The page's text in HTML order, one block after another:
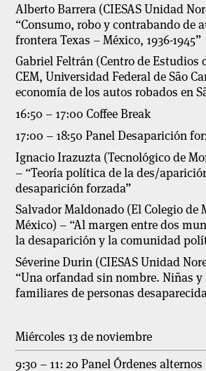
Alberto Barrera (CIESAS Unidad
“Consumo, robo y contrabando de
frontera Texas – México, 1936-1945”
Gabriel Feltrán (Centro de Estudios
CEM, Universidad Federal de São
economía de los autos robados en
16:50 – 17:00 Coffee Break
17:00 – 18:50 Panel Desaparición
Ignacio Irazuzta (Tecnológico de
– “Teoría política de la des/
desaparición forzada”
Salvador Maldonado (El Colegio de
México) – “Al margen entre dos
la desaparición y la comunidad
Séverine Durin (CIESAS Unidad
“Una orfandad sin nombre. Niñas y
familiares de personas
Miércoles 13 de noviembre
9:30 – 11: 20 Panel Órdenes